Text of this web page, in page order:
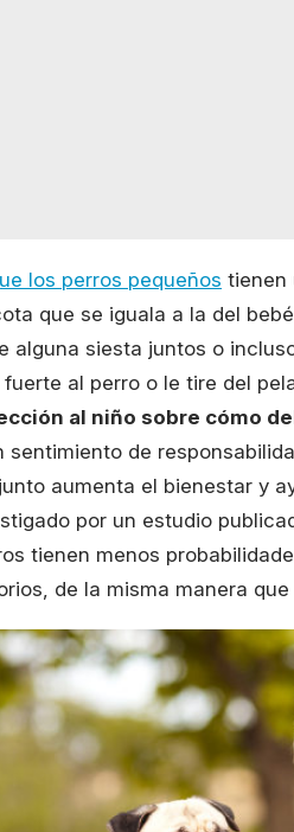
los perros pequeños tienen
que se iguala a la del
alguna siesta juntos o
al perro o le tire del
al niño sobre cómo
sentimiento de
aumenta el bienestar y
por un estudio
tienen menos
de la misma manera